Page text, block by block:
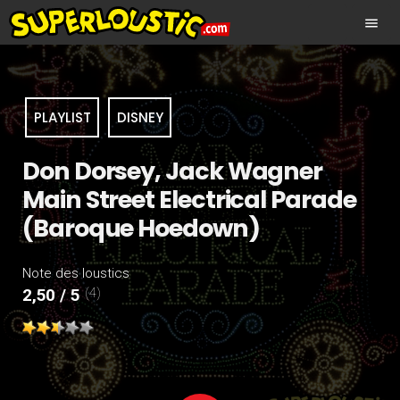
menu
PLAYLIST DISNEY
Don Dorsey, Jack Wagner
Main Street Electrical Parade
(Baroque Hoedown)
Note des loustics
2,50 / 5 (4)